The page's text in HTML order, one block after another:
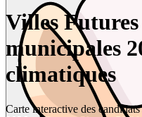
Villes
municipales
climatiques
Carte interactive des